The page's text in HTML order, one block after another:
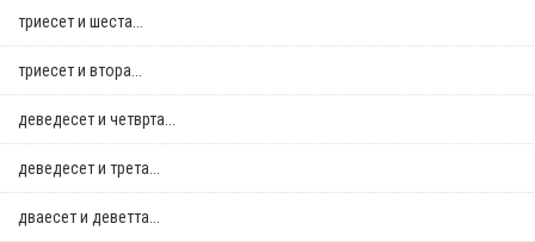
триесет и шеста...
триесет и втора...
деведесет и четврта...
деведесет и трета...
дваесет и деветта...